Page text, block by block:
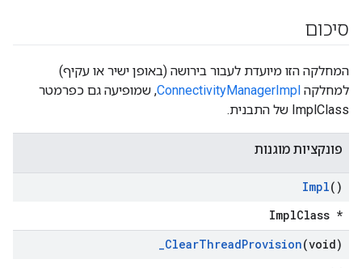
סיכום
המחלקה הזו מיועדת לעבור בירושה (באופן ישיר או עקיף)
למחלקה ConnectivityManagerImpl, שמופיעה גם כפרמטר
ImplClass של התבנית.
פונקציות מוגנות
Impl()
ImplClass *
_ClearThreadProvision(void)